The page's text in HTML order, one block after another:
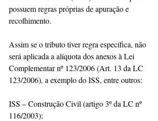
possuem regras próprias de apuração e
recolhimento.
Assim se o tributo tiver regra específica, não
será aplicada a alíquota dos anexos à Lei
Complementar nº 123/2006 (Art. 13 da LC
123/2006), a exemplo do ISS, entre outros:
ISS – Construção Civil (artigo 3º da LC nº
116/2003);